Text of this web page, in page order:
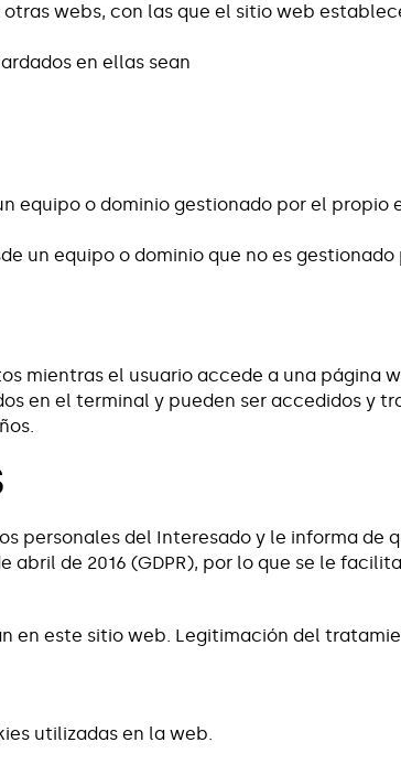
webs, con las que el sitio web
en ellas sean
equipo o dominio gestionado por el propio
un equipo o dominio que no es
mientras el usuario accede a una página
en el terminal y pueden ser accedidos y
personales del Interesado y le informa de
de 2016 (GDPR), por lo que se le
en este sitio web. Legitimación del
utilizadas en la web.